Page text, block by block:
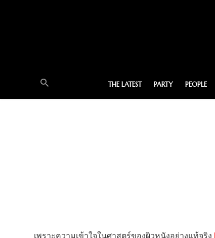
THE LATEST PARTY PEOPLE
เพราะความเข้าใจในศาสตร์ของผิวหนังอย่างแท้จริง